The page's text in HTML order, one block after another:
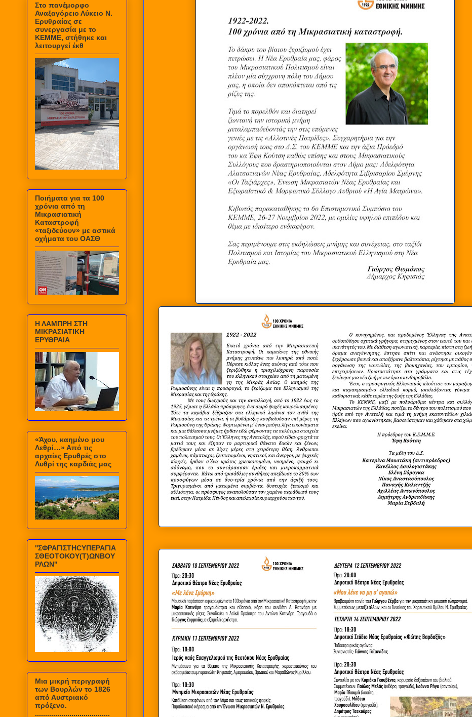
Στο πανέμορφο
Αναξαγόρειο Λύκειο Ν.
Ερυθραίας σε
συνεργασία με το
ΚΕΜΜΕ, στήθηκε και
λειτουργεί έκθ
Ποιήματα για τα 100
χρόνια από τη
Μικρασιατική
Καταστροφή
«ταξιδεύουν» με αστικά
οχήματα του ΟΑΣΘ
Η ΛΑΜΠΡΗ ΣΤΗ
ΜΙΚΡΑΣΙΑΤΙΚΗ
ΕΡΥΘΡΑΙΑ
«Άχου, καημένο μου
Λεθρί…» Από τις
αρχαίες Ερυθρές στο
Λυθρί της καρδιάς μας
''ΣΦΡΑΓΙΣΤΗCΥΠΕΡΑΓΙΑ
ΣΘΕΟΤΟΚΟΥ(Τ)ΩΝΒΟΥ
ΡΛΩΝ''
Mια μικρή περιγραφή
των Βουρλών το 1826
από Αυστριακό
πρόξενο.
.....................................